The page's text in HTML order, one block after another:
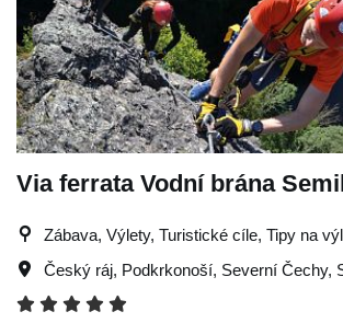
Via ferrata Vodní brána
Zábava, Výlety, Turistické cíle, Tipy na
Český ráj, Podkrkonoší, Severní Čechy,